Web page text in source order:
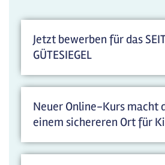
Jetzt bewerben für das
GÜTESIEGEL
Neuer Online-Kurs macht
einem sichereren Ort für